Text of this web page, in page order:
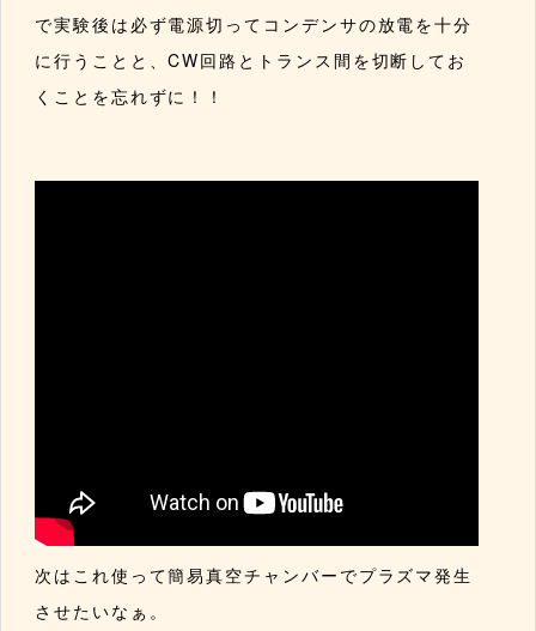
で実験後は必ず電源切ってコンデンサの放電を十分
に行うことと、CW回路とトランス間を切断してお
くことを忘れずに！！
次はこれ使って簡易真空チャンバーでプラズマ発生
させたいなぁ。